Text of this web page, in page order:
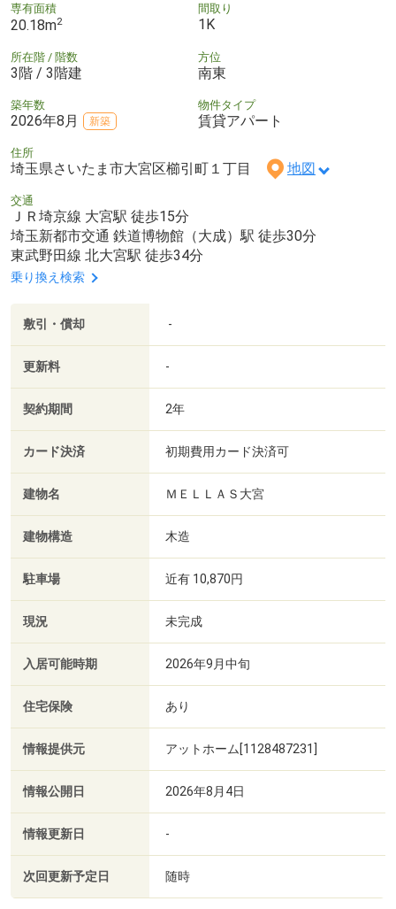
専有面積
20.18m2
間取り
1K
所在階 / 階数
3階 / 3階建
方位
南東
築年数
2026年8月 新築
物件タイプ
賃貸アパート
住所
埼玉県さいたま市大宮区櫛引町１丁目 地図
交通
ＪＲ埼京線 大宮駅 徒歩15分
埼玉新都市交通 鉄道博物館（大成）駅 徒歩30分
東武野田線 北大宮駅 徒歩34分
乗り換え検索
敷引・償却 -
更新料 -
契約期間 2年
カード決済 初期費用カード決済可
建物名 ＭＥＬＬＡＳ大宮
建物構造 木造
駐車場 近有 10,870円
現況 未完成
入居可能時期 2026年9月中旬
住宅保険 あり
情報提供元 アットホーム[1128487231]
情報公開日 2026年8月4日
情報更新日 -
次回更新予定日 随時